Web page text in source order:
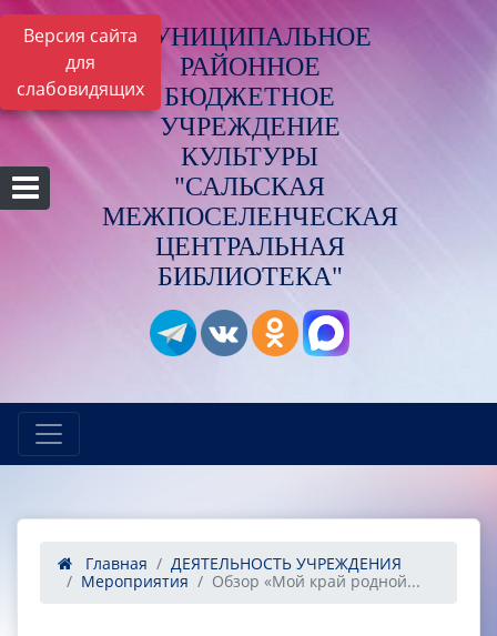
Версия сайта
для
слабовидящих
МУНИЦИПАЛЬНОЕ
РАЙОННОЕ
БЮДЖЕТНОЕ
УЧРЕЖДЕНИЕ
КУЛЬТУРЫ
"САЛЬСКАЯ
МЕЖПОСЕЛЕНЧЕСКАЯ
ЦЕНТРАЛЬНАЯ
БИБЛИОТЕКА"
Главная
ДЕЯТЕЛЬНОСТЬ УЧРЕЖДЕНИЯ
Мероприятия
Обзор «Мой край родной...